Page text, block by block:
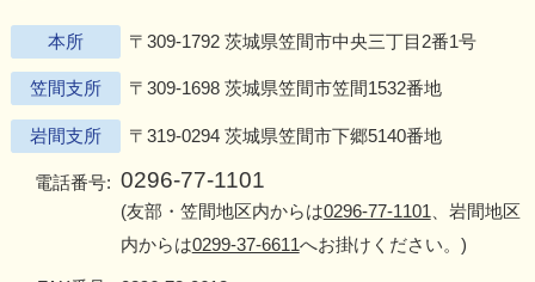
本所 〒309-1792 茨城県笠間市中央三丁目2番1号
笠間支所 〒309-1698 茨城県笠間市笠間1532番地
岩間支所 〒319-0294 茨城県笠間市下郷5140番地
電話番号: 0296-77-1101
(友部・笠間地区内からは0296-77-1101 、岩間地区
内からは0299-37-6611へお掛けください。)